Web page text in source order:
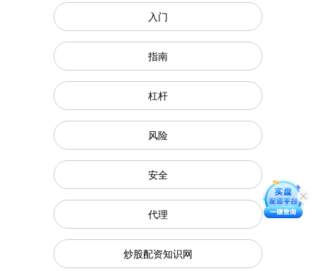
入门
指南
杠杆
风险
安全
代理
炒股配资知识网